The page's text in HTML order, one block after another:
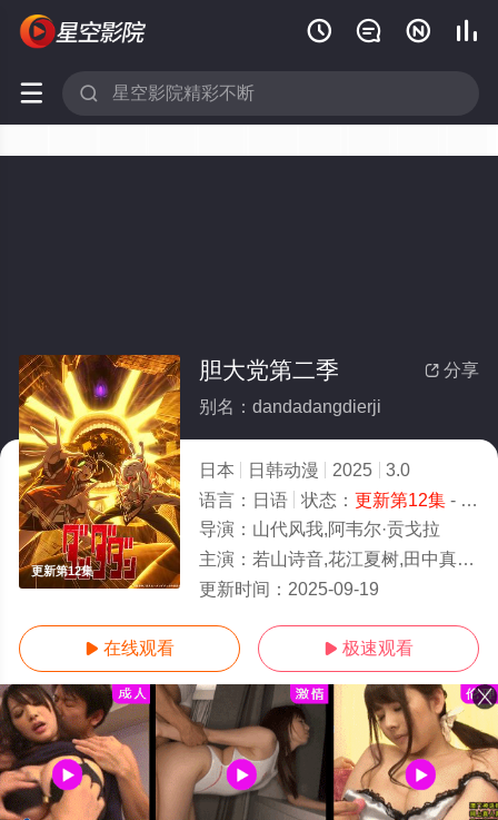
   
 
更新第12集
 分享
胆大党第二季
别名：dandadangdierji
日本 日韩动漫 2025
3.0
语言： 日语 状态： 更新第12集- 免费在线观看
导演： 山代风我,阿韦尔·贡戈拉
主演： 若山诗音,花江夏树,田中真弓,水树奈奈,佐仓绫音,石川界人,矶边万沙子,田村睦心,吉野裕行,大空直美
更新时间： 2025-09-19
 在线观看  极速观看